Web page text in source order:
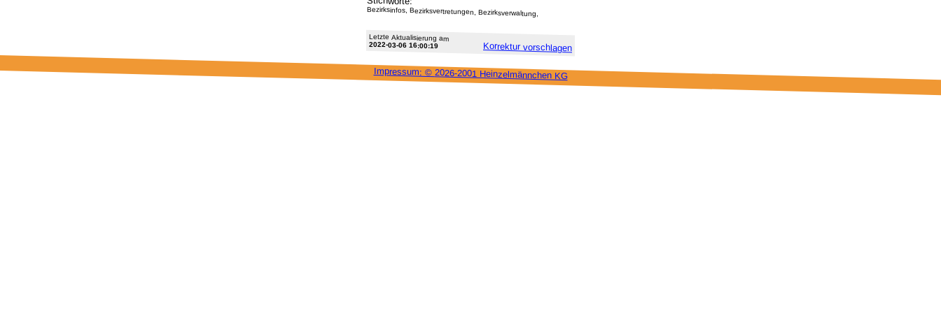
Bezirksinfos, Bezirksvertretungen, Bezirksverwaltung,
Letzte Aktu­alisie­rung am
2022-03-06 16:00:19 Korrektur vor­schlagen
Impressum: © 2026-2001 Heinzel­männchen KG